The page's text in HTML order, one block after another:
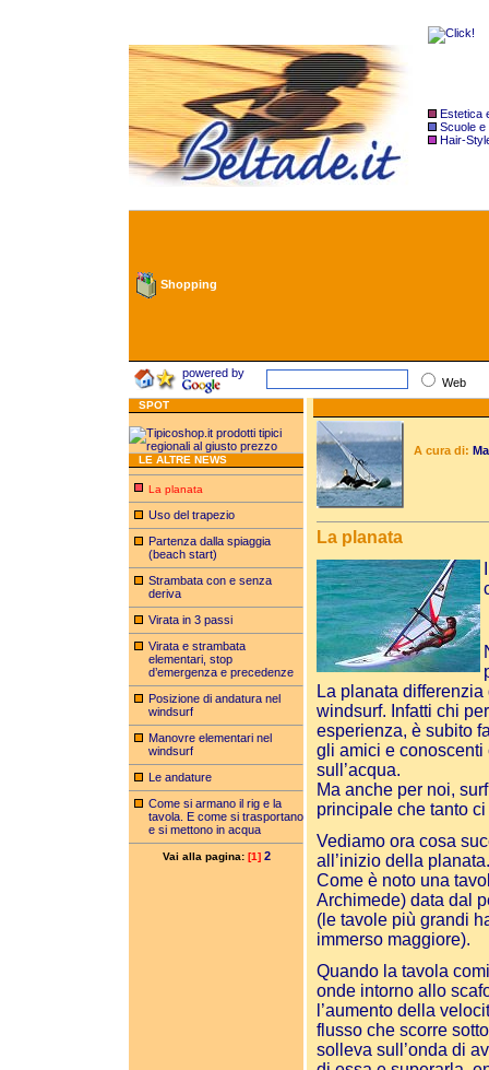
Estetica
Scuole e
Hair-
Shopping
powered by
Web
SPOT
LE ALTRE NEWS
La planata
Uso del trapezio
Partenza dalla spiaggia
(beach start)
Strambata con e senza
deriva
Virata in 3 passi
Virata e strambata
elementari, stop
d’emergenza e precedenze
Posizione di andatura nel
windsurf
Manovre elementari nel
windsurf
Le andature
Come si armano il rig e la
tavola. E come si trasportano
e si mettono in acqua
Vai alla pagina: [1] 2
A cura di:
La planata
La planata
windsurf. Infatti chi
esperienza, è subito
gli amici e
sull’acqua.
Ma anche per noi,
principale che tanto
Vediamo ora cosa
all’inizio della planata.
Come è noto una
Archimede) data dal
(le tavole più grandi
immerso maggiore).
Quando la tavola
onde intorno allo
l’aumento della
flusso che scorre
solleva sull’onda di